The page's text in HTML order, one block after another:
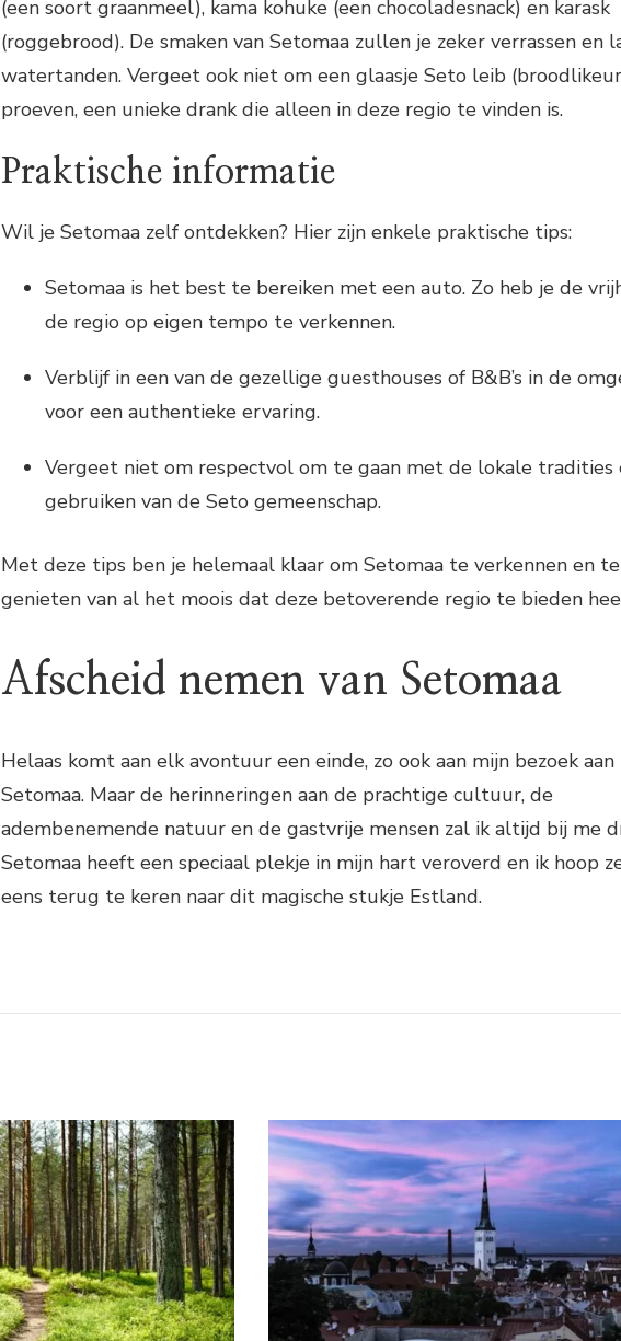
(een soort graanmeel), kama kohuke (een chocoladesnack) en karask
(roggebrood). De smaken van Setomaa zullen je zeker verrassen en
watertanden. Vergeet ook niet om een glaasje Seto leib
proeven, een unieke drank die alleen in deze regio te vinden is.
Praktische informatie
Wil je Setomaa zelf ontdekken? Hier zijn enkele praktische tips:
Setomaa is het best te bereiken met een auto. Zo heb je de
de regio op eigen tempo te verkennen.
Verblijf in een van de gezellige guesthouses of B&B’s in de
voor een authentieke ervaring.
Vergeet niet om respectvol om te gaan met de lokale tradities
gebruiken van de Seto gemeenschap.
Met deze tips ben je helemaal klaar om Setomaa te verkennen en te
genieten van al het moois dat deze betoverende regio te bieden
Afscheid nemen van Setomaa
Helaas komt aan elk avontuur een einde, zo ook aan mijn bezoek aan
Setomaa. Maar de herinneringen aan de prachtige cultuur, de
adembenemende natuur en de gastvrije mensen zal ik altijd bij me
Setomaa heeft een speciaal plekje in mijn hart veroverd en ik hoop
eens terug te keren naar dit magische stukje Estland.